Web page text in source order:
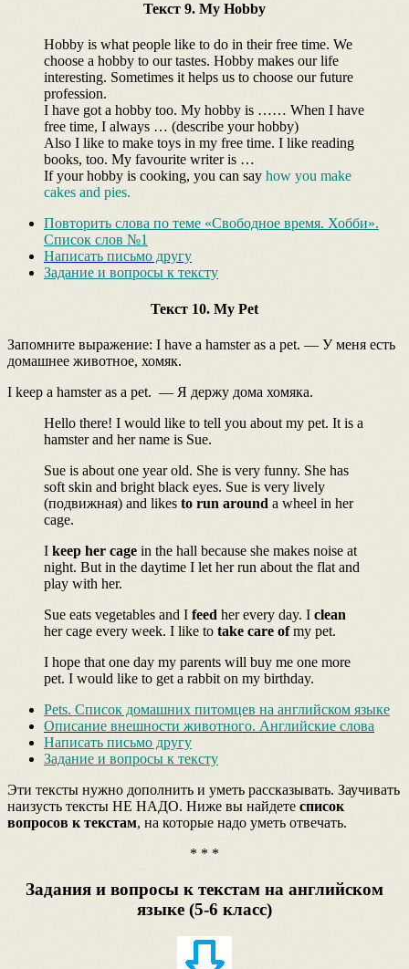
Текст 9. My Hobby
Hobby is what people like to do in their free time. We
choose a hobby to our tastes. Hobby makes our life
interesting. Sometimes it helps us to choose our future
profession.
I have got a hobby too. My hobby is …… When I have
free time, I always … (describe your hobby)
Also I like to make toys in my free time. I like reading
books, too. My favourite writer is …
If your hobby is cooking, you can say how you make
cakes and pies.
Повторить слова по теме «Свободное время. Хобби».
Список слов №1
Написать письмо другу
Задание и вопросы к тексту
Текст 10. My Pet
Запомните выражение: I have a hamster as a pet. — У меня есть
домашнее животное, хомяк.
I keep a hamster as a pet. — Я держу дома хомяка.
Hello there! I would like to tell you about my pet. It is a
hamster and her name is Sue.
Sue is about one year old. She is very funny. She has
soft skin and bright black eyes. Sue is very lively
(подвижная) and likes to run around a wheel in her
cage.
I keep her cage in the hall because she makes noise at
night. But in the daytime I let her run about the flat and
play with her.
Sue eats vegetables and I feed her every day. I clean
her cage every week. I like to take care ofmy pet.
I hope that one day my parents will buy me one more
pet. I would like to get a rabbit on my birthday.
Pets. Список домашних питомцев на английском языке
Описание внешности животного. Английские слова
Написать письмо другу
Задание и вопросы к тексту
Эти тексты нужно дополнить и уметь рассказывать. Заучивать
наизусть тексты НЕ НАДО. Ниже вы найдете список
вопросов к текстам, на которые надо уметь отвечать.
* * *
Задания и вопросы к текстам на английском
языке (5-6 класс)